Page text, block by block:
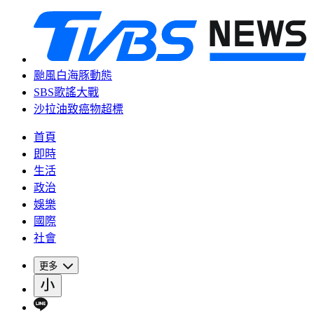
颱風白海豚動態
SBS歌謠大戰
沙拉油致癌物超標
首頁
即時
生活
政治
娛樂
國際
社會
更多